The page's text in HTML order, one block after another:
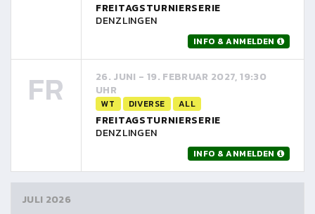
FREITAGSTURNIERSERIE
DENZLINGEN
INFO & ANMELDEN
FR
26. JUNI - 19. FEBRUAR 2027, 19:30
UHR
WT DIVERSE ALL
FREITAGSTURNIERSERIE
DENZLINGEN
INFO & ANMELDEN
JULI 2026